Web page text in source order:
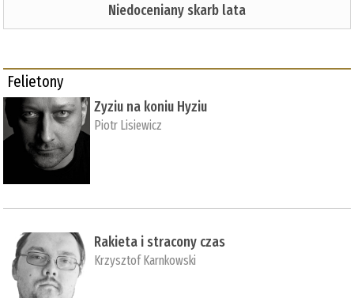
Niedoceniany skarb lata
Felietony
Zyziu na koniu Hyziu
Piotr Lisiewicz
Rakieta i stracony czas
Krzysztof Karnkowski